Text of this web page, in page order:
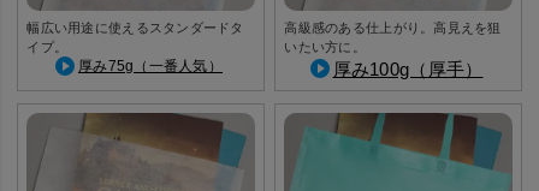
幅広い用途に使えるスタンダードタ
イプ。
厚み75g（一番人気）
高級感のある仕上がり。高見えを狙
いたい方に。
厚み100g（厚手）